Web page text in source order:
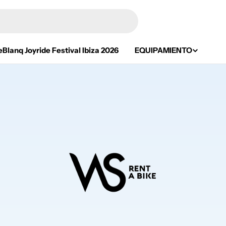
Joyride Festival Ibiza 2026 EQUIPAMIENTO